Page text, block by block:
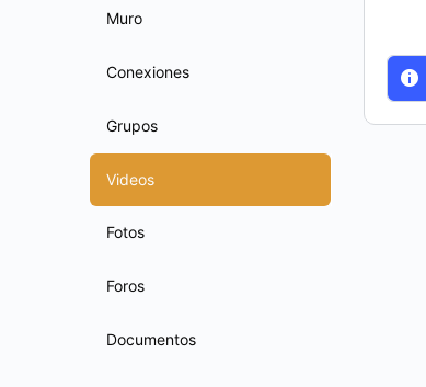
Muro
Conexiones
Grupos
Videos
Fotos
Foros
Documentos